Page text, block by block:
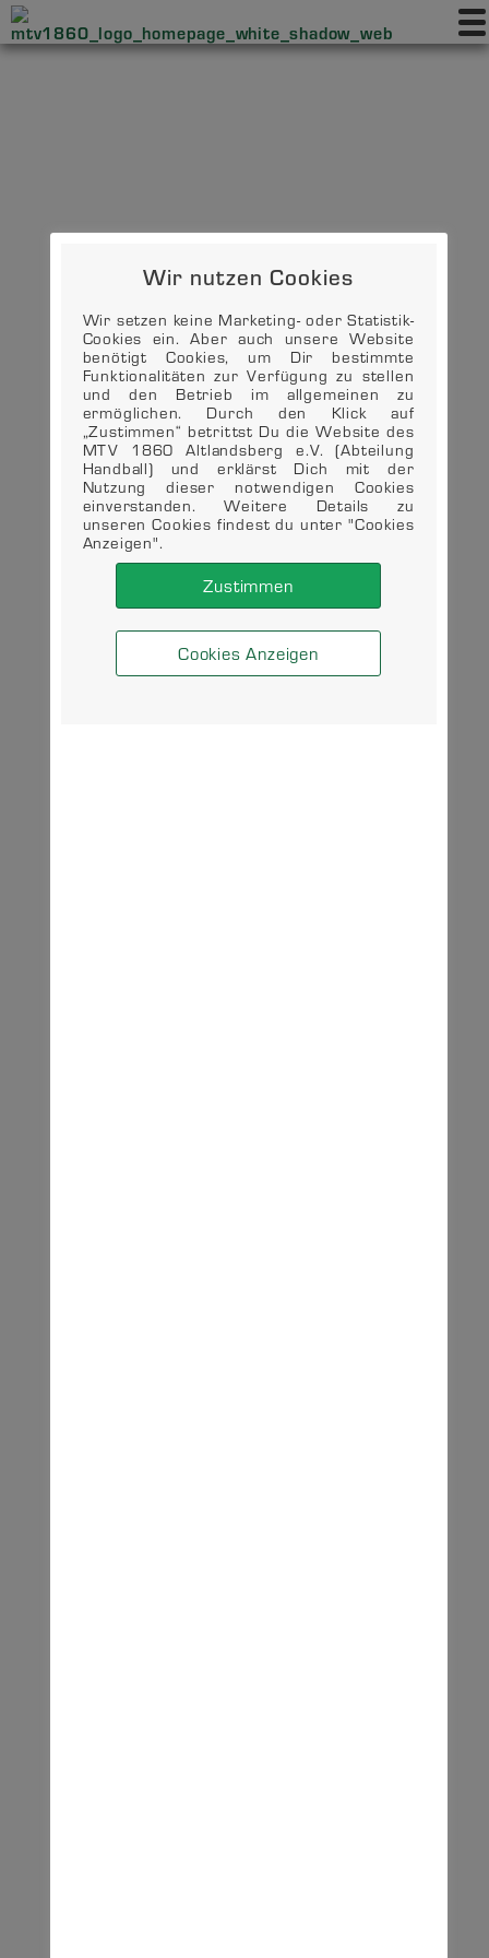
Wir nutzen Cookies
Wir setzen keine Marketing- oder Statistik-
Cookies ein. Aber auch unsere Website
benötigt Cookies, um Dir bestimmte
Funktionalitäten zur Verfügung zu stellen
und den Betrieb im allgemeinen zu
ermöglichen. Durch den Klick auf
„Zustimmen“ betrittst Du die Website des
MTV 1860 Altlandsberg e.V. (Abteilung
Handball) und erklärst Dich mit der
Nutzung dieser notwendigen Cookies
einverstanden. Weitere Details zu
unseren Cookies findest du unter "Cookies
Anzeigen".
Cookies Anzeigen
Zustimmen